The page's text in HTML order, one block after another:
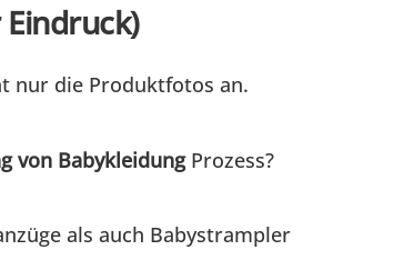
nur die Produktfotos an.
von BabykleidungProzess?
als auch Babystrampler